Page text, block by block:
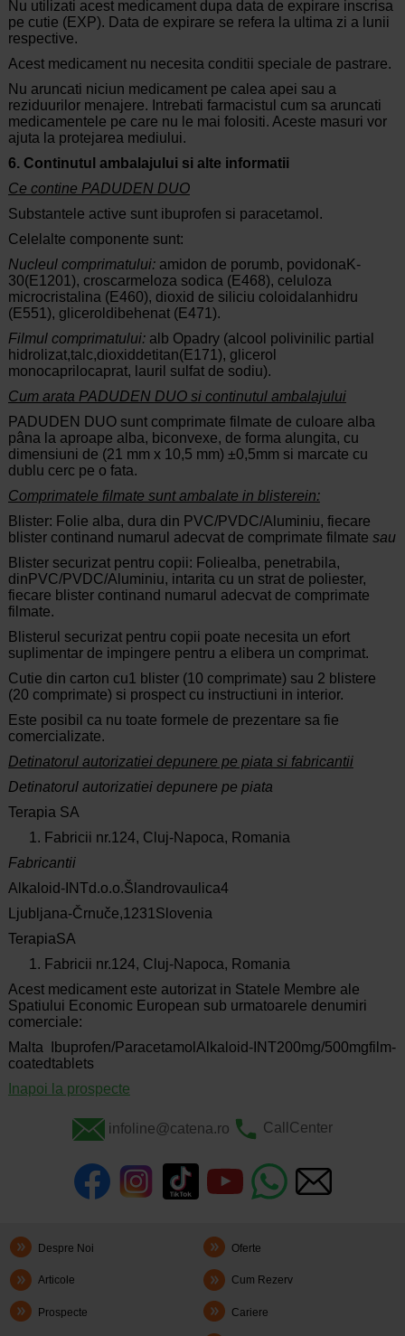
Nu utilizati acest medicament dupa data de expirare inscrisa
pe cutie (EXP). Data de expirare se refera la ultima zi a lunii
respective.
Acest medicament nu necesita conditii speciale de pastrare.
Nu aruncati niciun medicament pe calea apei sau a
reziduurilor menajere. Intrebati farmacistul cum sa aruncati
medicamentele pe care nu le mai folositi. Aceste masuri vor
ajuta la protejarea mediului.
6. Continutul ambalajului si alte informatii
Ce contine PADUDEN DUO
Substantele active sunt ibuprofen si paracetamol.
Celelalte componente sunt:
Nucleul comprimatului: amidon de porumb, povidonaK-
30(E1201), croscarmeloza sodica (E468), celuloza
microcristalina (E460), dioxid de siliciu coloidalanhidru
(E551), gliceroldibehenat (E471).
Filmul comprimatului: alb Opadry (alcool polivinilic partial
hidrolizat,talc,dioxiddetitan(E171), glicerol
monocaprilocaprat, lauril sulfat de sodiu).
Cum arata PADUDEN DUO si continutul ambalajului
PADUDEN DUO sunt comprimate filmate de culoare alba
pâna la aproape alba, biconvexe, de forma alungita, cu
dimensiuni de (21 mm x 10,5 mm) ±0,5mm si marcate cu
dublu cerc pe o fata.
Comprimatele filmate sunt ambalate in blisterein:
Blister: Folie alba, dura din PVC/PVDC/Aluminiu, fiecare
blister continand numarul adecvat de comprimate filmate sau
Blister securizat pentru copii: Foliealba, penetrabila,
dinPVC/PVDC/Aluminiu, intarita cu un strat de poliester,
fiecare blister continand numarul adecvat de comprimate
filmate.
Blisterul securizat pentru copii poate necesita un efort
suplimentar de impingere pentru a elibera un comprimat.
Cutie din carton cu1 blister (10 comprimate) sau 2 blistere
(20 comprimate) si prospect cu instructiuni in interior.
Este posibil ca nu toate formele de prezentare sa fie
comercializate.
Detinatorul autorizatiei depunere pe piata si fabricantii
Detinatorul autorizatiei depunere pe piata
Terapia SA
Fabricii nr.124, Cluj-Napoca, Romania
Fabricantii
Alkaloid-INTd.o.o.Šlandrovaulica4
Ljubljana-Črnuče,1231 Slovenia
TerapiaSA
Fabricii nr.124, Cluj-Napoca, Romania
Acest medicament este autorizat in Statele Membre ale
Spatiului Economic European sub urmatoarele denumiri
comerciale:
Malta
Ibuprofen/ParacetamolAlkaloid-INT200mg/500mgfilm-
coatedtablets
Inapoi la prospecte
infoline@catena.ro CallCenter
Despre Noi Oferte
Articole Cum Rezerv
Prospecte Cariere